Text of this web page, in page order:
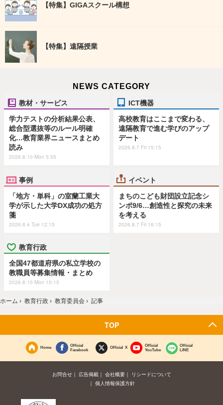
【特集】GIGAスクール構想
【特集】遠隔授業
NEWS CATEGORY
教材・サービス
学力テストの分析結果公表、
総合型選抜等のルール明確
化…教育業界ニュースまとめ
読み
2026.8.10 Mon 5:55
ICT機器
高校教育はここまで変わる、
遠隔教育で進む学びのアップ
デート
2026.8.7 Fri 15:15
事例
「地方・単科」の室蘭工業大
学が示した大学DX成功の処方
箋
2026.8.4 Tue 12:15
イベント
まちのこども財団設立記念シ
ンポ9/6…創造性と探究の未来
を考える
2026.8.7 Fri 16:15
教育行政
全国47都道府県の私立学校の
教職員等募集情報・まとめ
2026.8.10 Mon 10:15
ホーム › 教育行政 › 教育委員会 › 記事
TOP
Home
Official
Facebook
Official X
Official
YouTube
Official
LINE
お問合せ 広告掲載 会社概要
リシードについて
個人情報保護方針